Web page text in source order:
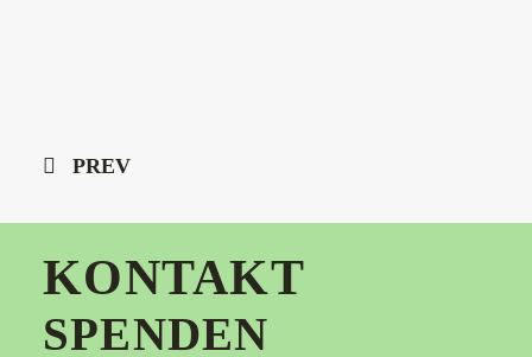
PREV
KONTAKT
SPENDEN